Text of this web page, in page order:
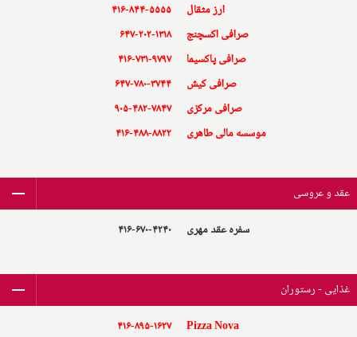
ارز مثقال
۴۱۶-۸۴۴-۵۵۵۵
صرافی اکسچنج
۶۴۷-۲۰۲-۱۳۱۸
صرافی پاکسیما
۴۱۶-۷۳۱-۹۷۹۷
صرافی کیش
۶۴۷-۷۸۰-۳۷۴۴
صرافی مرکزی
۹۰۵-۴۸۲-۷۸۴۷
موسسه مالی طاهری
۴۱۶-۴۸۸-۸۸۲۲
عقد و عروسی
سفره عقد مهری
۴۱۶-۶۷۰-۴۲۴۰
غذایی - رستوران
Pizza Nova
۴۱۶-۸۹۵-۱۶۲۷